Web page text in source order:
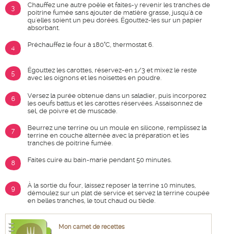
3
Chauffez une autre poêle et faites-y revenir les tranches de
poitrine fumée sans ajouter de matière grasse, jusqu'à ce
qu'elles soient un peu dorées. Égouttez-les sur un papier
absorbant.
4 Préchauffez le four à 180°C, thermostat 6.
5
Égouttez les carottes, réservez-en 1/3 et mixez le reste
avec les oignons et les noisettes en poudre.
6
Versez la purée obtenue dans un saladier, puis incorporez
les oeufs battus et les carottes réservées. Assaisonnez de
sel, de poivre et de muscade.
7
Beurrez une terrine ou un moule en silicone, remplissez la
terrine en couche alternée avec la préparation et les
tranches de poitrine fumée.
8 Faites cuire au bain-marie pendant 50 minutes.
9
À la sortie du four, laissez reposer la terrine 10 minutes,
démoulez sur un plat de service et servez la terrine coupée
en belles tranches, le tout chaud ou tiède.
Mon carnet de recettes